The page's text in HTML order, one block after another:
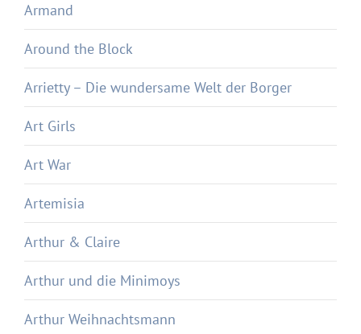
Armand
Around the Block
Arrietty – Die wundersame Welt der Borger
Art Girls
Art War
Artemisia
Arthur & Claire
Arthur und die Minimoys
Arthur Weihnachtsmann